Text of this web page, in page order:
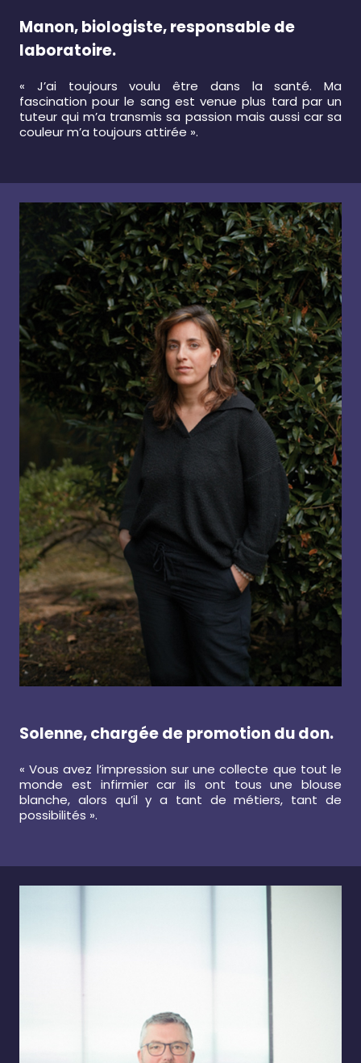
Manon, biologiste, responsable de
laboratoire.
« J’ai toujours voulu être dans la santé. Ma
fascination pour le sang est venue plus tard par un
tuteur qui m’a transmis sa passion mais aussi car sa
couleur m’a toujours attirée ».
Solenne, chargée de promotion du don.
« Vous avez l’impression sur une collecte que tout le
monde est infirmier car ils ont tous une blouse
blanche, alors qu’il y a tant de métiers, tant de
possibilités ».